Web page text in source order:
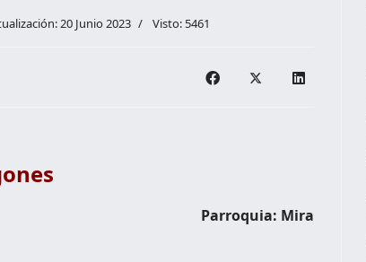
20 Junio 2023 Visto: 5461
Parroquia: Mira